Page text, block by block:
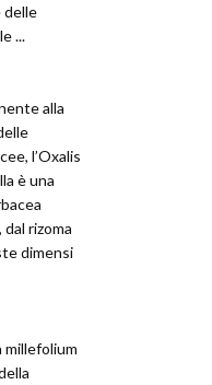
delle
...
alla
l’Oxalis
è una
rizoma
dimensi
millefolium